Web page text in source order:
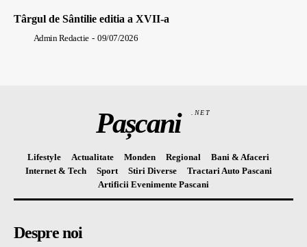
Târgul de Sântilie editia a XVII-a
Admin Redactie - 09/07/2026
Pașcani .NET
Lifestyle Actualitate Monden Regional
Bani & Afaceri
Internet & Tech
Sport Stiri Diverse
Tractari Auto Pascani
Artificii Evenimente Pascani
Despre noi